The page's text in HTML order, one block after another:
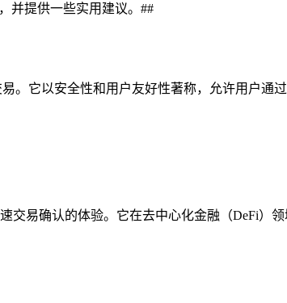
并提供一些实用建议。##
。它以安全性和用户友好性著称，允许用户通
易确认的体验。它在去中心化金融（DeFi）